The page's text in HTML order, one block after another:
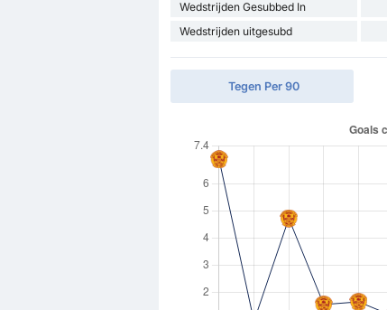
Wedstrijden Gesubbed In
Wedstrijden uitgesubd
Tegen Per 90